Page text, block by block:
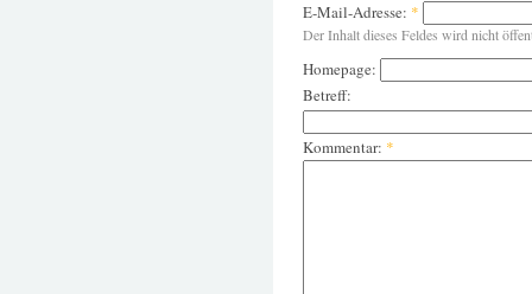
E-Mail-Adresse: *
Der Inhalt dieses Feldes wird nicht
Homepage:
Betreff:
Kommentar: *